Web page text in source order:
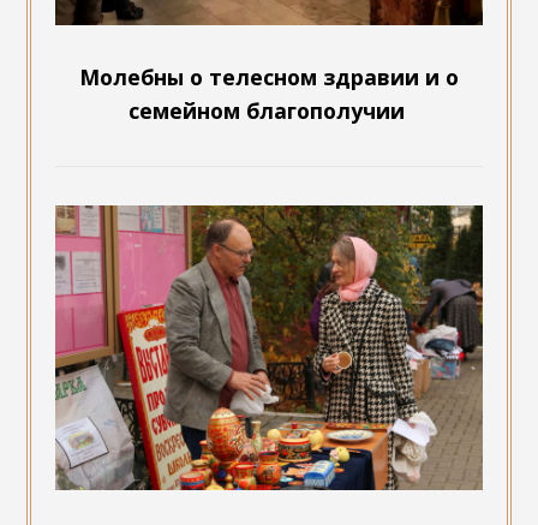
Молебны о телесном здравии и о
семейном благополучии